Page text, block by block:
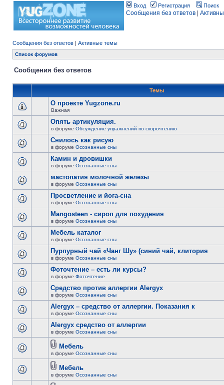
Вход Регистрация Поиск
Сообщения без ответов
Сообщения без ответов | Активные темы
Список форумов
Сообщения без ответов
Темы
О проекте Yugzone.ru
Важная
Опять артикуляция.
в форуме Обсуждение упражнений по скорочтению
Снилось как рисую
в форуме Осознанные сны
Камин и дровишки
в форуме Осознанные сны
мастопатия молочной железы
в форуме Осознанные сны
Просветление и йога-сна
в форуме Осознанные сны
Mangosteen - сироп для похудения
в форуме Осознанные сны
Мебель каталог
в форуме Осознанные сны
Пурпурный чай «Чанг Шу» (синий чай, клитория
в форуме Осознанные сны
Фоточтение – есть ли курсы?
в форуме Фоточтение
Cредство против аллергии Alergyx
в форуме Осознанные сны
Alergyx – средство от аллергии. Показания к
в форуме Осознанные сны
Alergyx средство от аллергии
в форуме Осознанные сны
Мебель
в форуме Осознанные сны
Мебель
в форуме Осознанные сны